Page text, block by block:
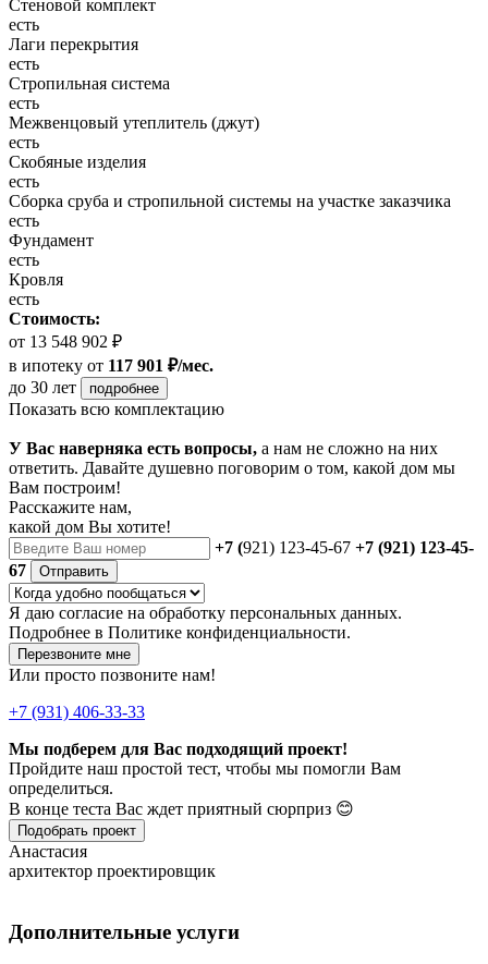
Стеновой комплект
есть
Лаги перекрытия
есть
Стропильная система
есть
Межвенцовый утеплитель (джут)
есть
Скобяные изделия
есть
Сборка сруба и стропильной системы на участке заказчика
есть
Фундамент
есть
Кровля
есть
Стоимость:
от 13 548 902 ₽
в ипотеку от 117 901 ₽/мес.
до 30 лет
подробнее
Показать всю комплектацию
У Вас наверняка есть вопросы, а нам не сложно на них
ответить. Давайте душевно поговорим о том, какой дом мы
Вам построим!
Расскажите нам,
какой дом Вы хотите!
+7 (921) 123-45-67 +7 (921) 123-45-
67
Отправить
Я даю согласие на обработку персональных данных.
Подробнее в Политике конфиденциальности.
Перезвоните мне
Или просто позвоните нам!
+7 (931) 406-33-33
Мы подберем для Вас подходящий проект!
Пройдите наш простой тест, чтобы мы помогли Вам
определиться.
В конце теста Вас ждет приятный сюрприз 😊
Подобрать проект
Анастасия
архитектор проектировщик
Дополнительные услуги